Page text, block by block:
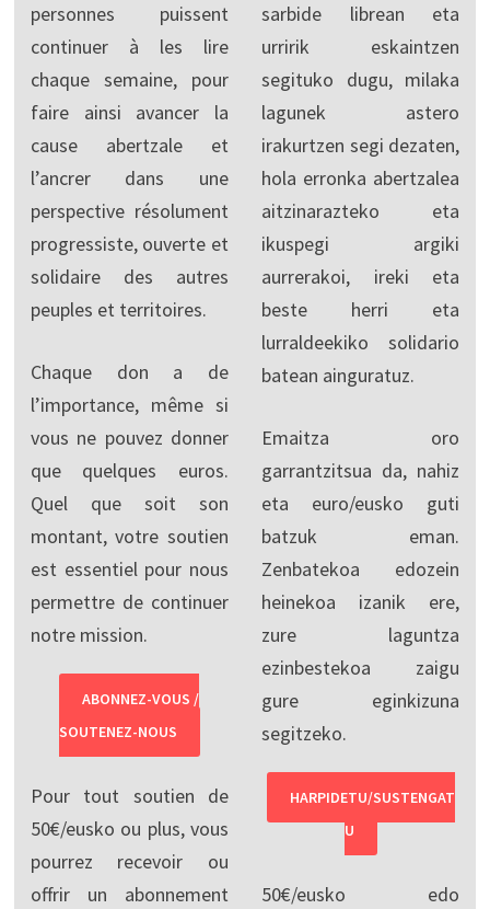
personnes puissent
continuer à les lire
chaque semaine, pour
faire ainsi avancer la
cause abertzale et
l’ancrer dans une
perspective résolument
progressiste, ouverte et
solidaire des autres
peuples et territoires.
Chaque don a de
l’importance, même si
vous ne pouvez donner
que quelques euros.
Quel que soit son
montant, votre soutien
est essentiel pour nous
permettre de continuer
notre mission.
ABONNEZ-VOUS /
SOUTENEZ-NOUS
Pour tout soutien de
50€/eusko ou plus, vous
pourrez recevoir ou
offrir un abonnement
sarbide librean eta
urririk eskaintzen
segituko dugu, milaka
lagunek astero
irakurtzen segi dezaten,
hola erronka abertzalea
aitzinarazteko eta
ikuspegi argiki
aurrerakoi, ireki eta
beste herri eta
lurraldeekiko solidario
batean ainguratuz.
Emaitza oro
garrantzitsua da, nahiz
eta euro/eusko guti
batzuk eman.
Zenbatekoa edozein
heinekoa izanik ere,
zure laguntza
ezinbestekoa zaigu
gure eginkizuna
segitzeko.
HARPIDETU/SUSTENGAT
U
50€/eusko edo